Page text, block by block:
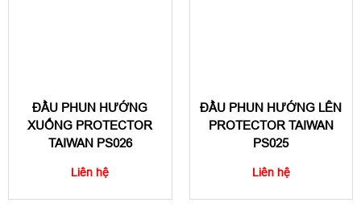
ĐẦU PHUN HƯỚNG
XUỐNG PROTECTOR
TAIWAN PS026
Liên hệ
ĐẦU PHUN HƯỚNG LÊN
PROTECTOR TAIWAN
PS025
Liên hệ